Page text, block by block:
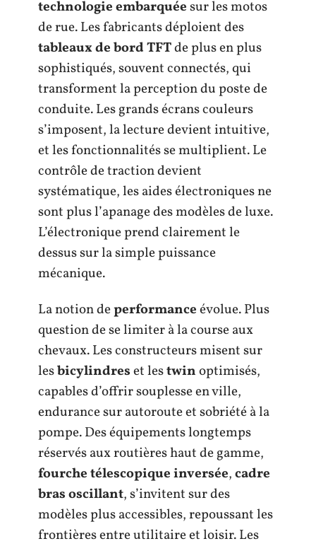
technologie embarquéesur les motos
de rue. Les fabricants déploient des
tableaux de bord TFTde plus en plus
sophistiqués, souvent connectés, qui
transforment la perception du poste de
conduite. Les grands écrans couleurs
s’imposent, la lecture devient intuitive,
et les fonctionnalités se multiplient. Le
contrôle de traction devient
systématique, les aides électroniques ne
sont plus l’apanage des modèles de luxe.
L’électronique prend clairement le
dessus sur la simple puissance
mécanique.
La notion deperformanceévolue. Plus
question de se limiter à la course aux
chevaux. Les constructeurs misent sur
lesbicylindreset lestwinoptimisés,
capables d’offrir souplesse en ville,
endurance sur autoroute et sobriété à la
pompe. Des équipements longtemps
réservés aux routières haut de gamme,
fourche télescopique inversée,cadre
bras oscillant, s’invitent sur des
modèles plus accessibles, repoussant les
frontières entre utilitaire et loisir. Les